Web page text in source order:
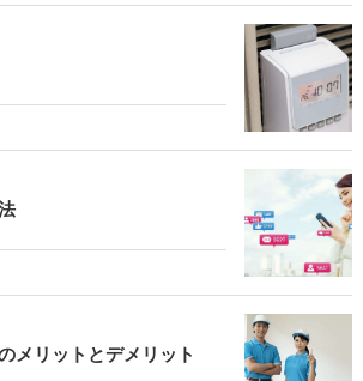
メリットとデメリット